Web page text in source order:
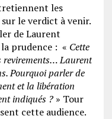
les
le verdict à venir.
de Laurent
prudence : « Cette
revirements… Laurent
Pourquoi parler de
et la libération
indiqués ?» Tour
cette audience.